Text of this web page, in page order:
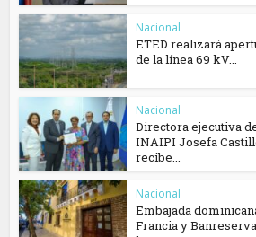
Nacional
ETED realizará
de la línea 69 kV...
Nacional
Directora ejecutiva
INAIPI Josefa
recibe...
Nacional
Embajada
Francia y